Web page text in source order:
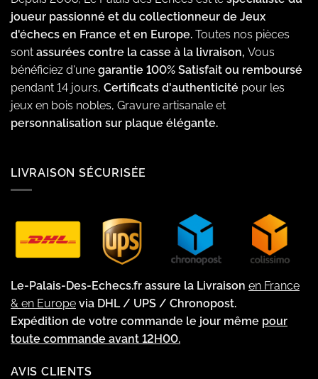
joueur passionné et du collectionneur de Jeux
d'échecs en France et en Europe. Toutes nos pièces
sont assurées contre la casse à la livraison, Vous
bénéficiez d'une garantie 100% Satisfait ou remboursé
pendant 14 jours, Certificats d'authenticité pour les
jeux en bois nobles, Gravure artisanale et
personnalisation sur plaque élégante.
LIVRAISON SÉCURISÉE
Le-Palais-Des-Echecs.fr assure la Livraison en France
& en Europe via DHL / UPS / Chronopost.
Expédition de votre commande le jour même pour
toute commande avant 12H00.
AVIS CLIENTS